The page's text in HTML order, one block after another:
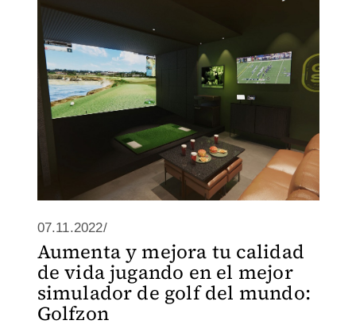
07.11.2022/
Aumenta y mejora tu calidad
de vida jugando en el mejor
simulador de golf del mundo:
Golfzon